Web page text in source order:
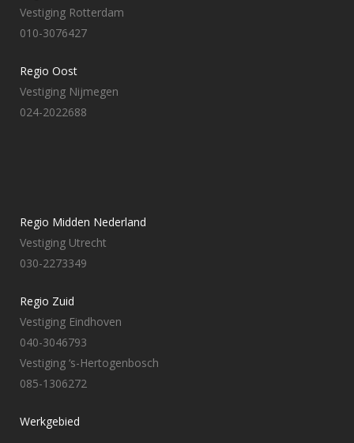
Vestiging Rotterdam
010-3076427
Regio Oost
Vestiging Nijmegen
024-2022688
Regio Midden Nederland
Vestiging Utrecht
030-2273349
Regio Zuid
Vestiging Eindhoven
040-3046793
Vestiging ‘s-Hertogenbosch
085-1306272
Werkgebied